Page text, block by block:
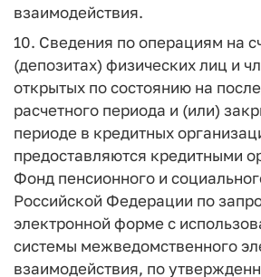
взаимодействия.
10. Сведения по операциям на
(депозитах) физических лиц и
открытых по состоянию на
расчетного периода и (или)
периоде в кредитных
предоставляются кредитными
Фонд пенсионного и
Российской Федерации по
электронной форме с
системы межведомственного
взаимодействия, по